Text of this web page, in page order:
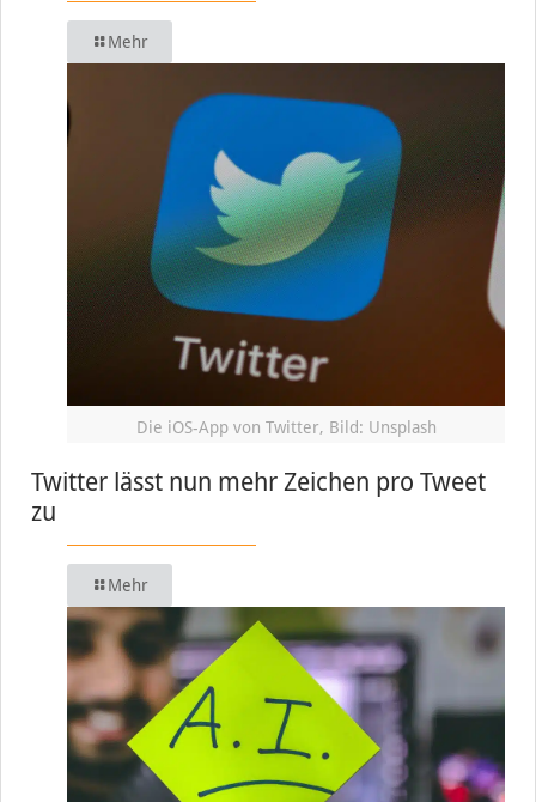
Mehr
Die iOS-App von Twitter, Bild: Unsplash
Twitter lässt nun mehr Zeichen pro Tweet
zu
Mehr